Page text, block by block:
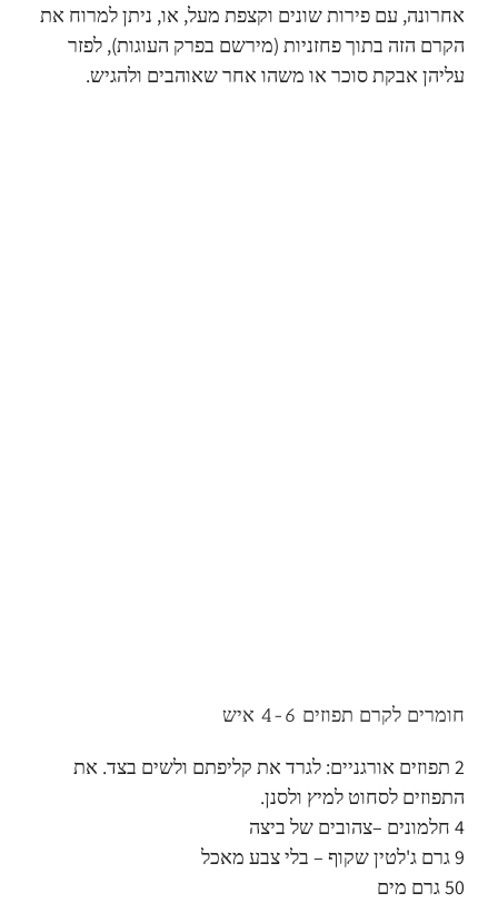
אחרונה, עם פירות שונים וקצפת מעל, או, ניתן למרוח את
הקרם הזה בתוך פחזניות (מירשם בפרק העוגות), לפזר
עליהן אבקת סוכר או משהו אחר שאוהבים ולהגיש.
חומרים לקרם תפוזים 4-6 איש
2 תפוזים אורגניים: לגרד את קליפתם ולשים בצד. את
התפוזים לסחוט למיץ ולסנן.
4 חלמונים –צהובים של ביצה
9 גרם ג'לטין שקוף – בלי צבע מאכל
50 גרם מים